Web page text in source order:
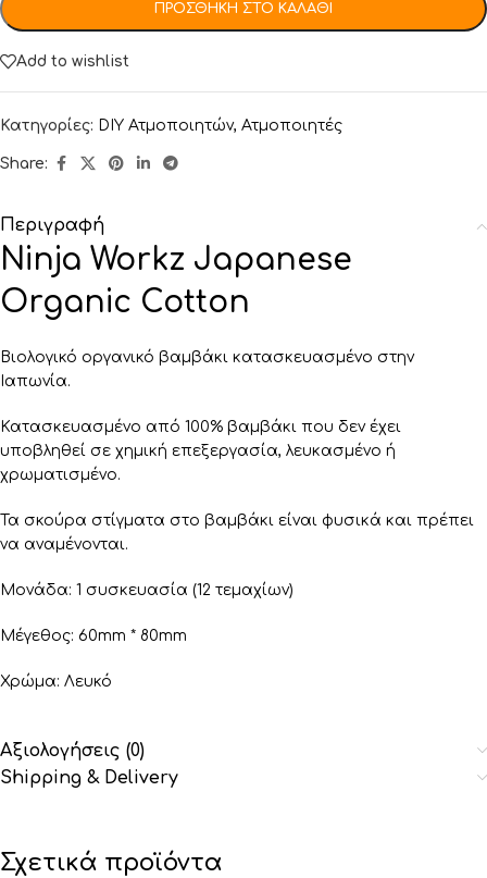
ΠΡΟΣΘΉΚΗ ΣΤΟ ΚΑΛΆΘΙ
Add to wishlist
Κατηγορίες: DIY Ατμοποιητών, Ατμοποιητές
Share:
Περιγραφή
Ninja Workz Japanese
Organic Cotton
Βιολογικό οργανικό βαμβάκι κατασκευασμένο στην
Ιαπωνία.
Κατασκευασμένο από 100% βαμβάκι που δεν έχει
υποβληθεί σε χημική επεξεργασία, λευκασμένο ή
χρωματισμένο.
Τα σκούρα στίγματα στο βαμβάκι είναι φυσικά και πρέπει
να αναμένονται.
Μονάδα: 1 συσκευασία (12 τεμαχίων)
Μέγεθος: 60mm * 80mm
Χρώμα: Λευκό
Αξιολογήσεις (0)
Shipping & Delivery
Σχετικά προϊόντα